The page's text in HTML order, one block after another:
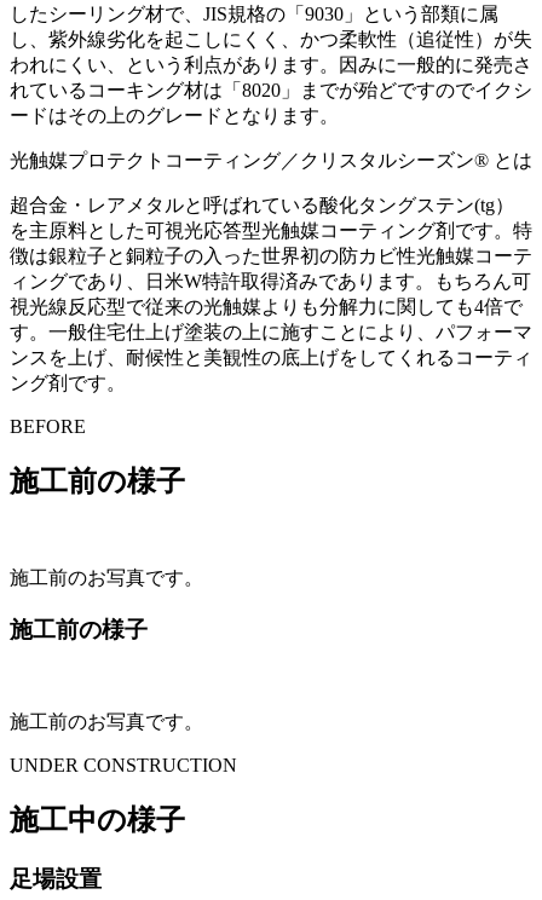
したシーリング材で、JIS規格の「9030」という部類に属
し、紫外線劣化を起こしにくく、かつ柔軟性（追従性）が失
われにくい、という利点があります。因みに一般的に発売さ
れているコーキング材は「8020」までが殆どですのでイクシ
ードはその上のグレードとなります。
光触媒プロテクトコーティング／クリスタルシーズン® とは
超合金・レアメタルと呼ばれている酸化タングステン(tg）
を主原料とした可視光応答型光触媒コーティング剤です。特
徴は銀粒子と銅粒子の入った世界初の防カビ性光触媒コーテ
ィングであり、日米W特許取得済みであります。もちろん可
視光線反応型で従来の光触媒よりも分解力に関しても4倍で
す。一般住宅仕上げ塗装の上に施すことにより、パフォーマ
ンスを上げ、耐候性と美観性の底上げをしてくれるコーティ
ング剤です。
BEFORE
施工前の様子
施工前のお写真です。
施工前の様子
施工前のお写真です。
UNDER CONSTRUCTION
施工中の様子
足場設置